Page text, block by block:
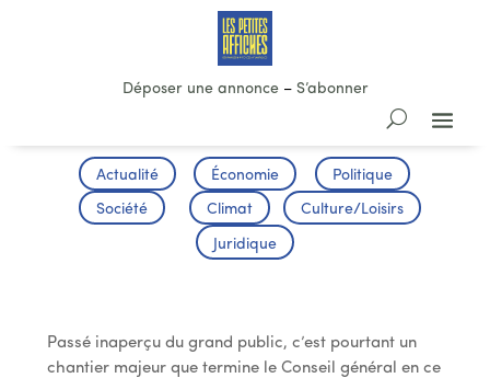
Déposer une annonce– S’abonner
Actualité Économie Politique
Société Climat Culture/Loisirs
Juridique
Passé inaperçu du grand public, c’est pourtant un
chantier majeur que termine le Conseil général en ce